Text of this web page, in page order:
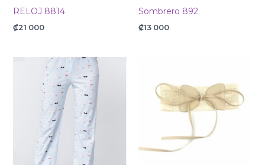
RELOJ 8814
₡21 000
Sombrero 892
₡13 000